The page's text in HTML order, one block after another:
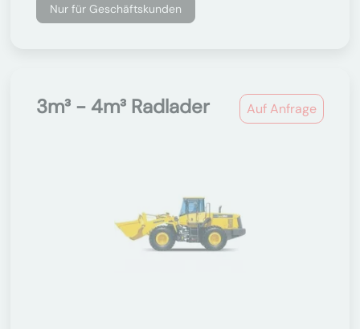
Nur für Geschäftskunden
Auf Anfrage
3m³ - 4m³ Radlader